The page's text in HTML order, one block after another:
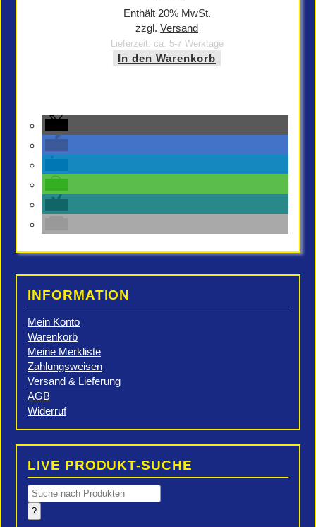
Enthält 20% MwSt.
zzgl. Versand
Lieferzeit: ca. 5-7 Werktage
In den Warenkorb
INFORMATION
Mein Konto
Warenkorb
Meine Merkliste
Zahlungsweisen
Versand & Lieferung
AGB
Widerruf
LIVE PRODUKT-SUCHE
Products
search
?